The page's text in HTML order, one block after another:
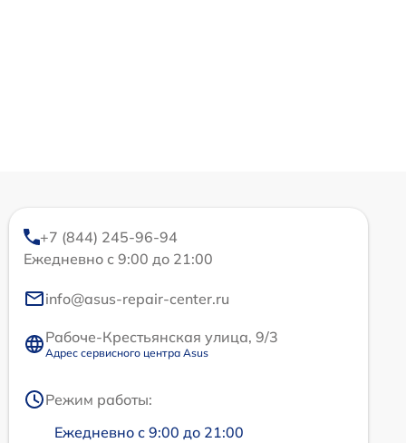
+7 (844) 245-96-94
Ежедневно с 9:00 до 21:00
info@asus-repair-center.ru
Рабоче-Крестьянская улица, 9/3
Адрес сервисного центра Asus
Режим работы:
Ежедневно с 9:00 до 21:00